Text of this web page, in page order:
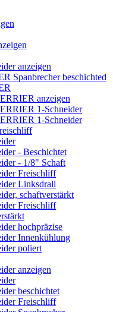
anzeigen
Spanbrecher beschichted
anzeigen
1-Schneider
1-Schneider
- Beschichtet
- 1/8" Schaft
Freischliff
Linksdrall
schaftverstärkt
Freischliff
hochpräzise
Innenkühlung
poliert
anzeigen
beschichtet
Freischliff